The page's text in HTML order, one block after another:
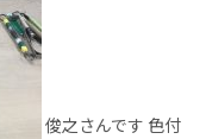
俊之さんです 色付